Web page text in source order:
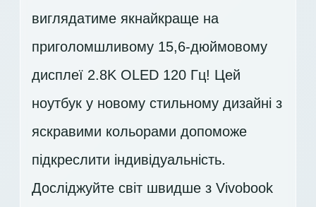
виглядатиме якнайкраще на
приголомшливому 15,6-дюймовому
дисплеї 2.8K OLED 120 Гц! Цей
ноутбук у новому стильному дизайні з
яскравими кольорами допоможе
підкреслити індивідуальність.
Досліджуйте світ швидше з Vivobook